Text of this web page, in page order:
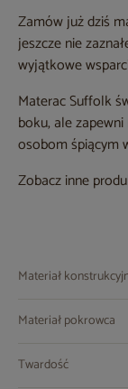
Zamów już dziś
jeszcze nie
wyjątkowe
Materac Suffolk
boku, ale
osobom śpiącym
Zobacz inne
Materiał
Materiał pokrowca
Twardość